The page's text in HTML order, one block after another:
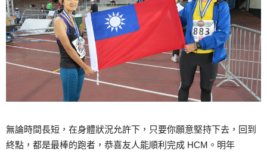
無論時間長短，在身體狀況允許下，只要你願意堅持下去，回到
終點，都是最棒的跑者，恭喜友人能順利完成 HCM。明年